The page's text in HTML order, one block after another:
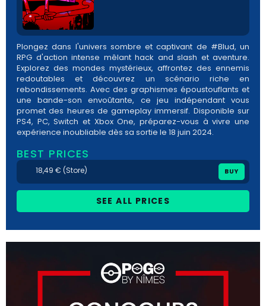
Plongez dans l'univers sombre et captivant de #Blud, un
RPG d'action intense mêlant hack and slash et aventure.
Explorez des mondes mystérieux, affrontez des ennemis
redoutables et découvrez un scénario riche en
rebondissements. Avec des graphismes époustouflants et
une bande-son envoûtante, ce jeu indépendant vous
promet des heures de gameplay immersif. Disponible sur
PS4, PC, Switch et Xbox One, préparez-vous à vivre une
expérience inoubliable dès sa sortie le 18 juin 2024.
BEST PRICES
18,49 € (Store) BUY
SEE ALL PRICES